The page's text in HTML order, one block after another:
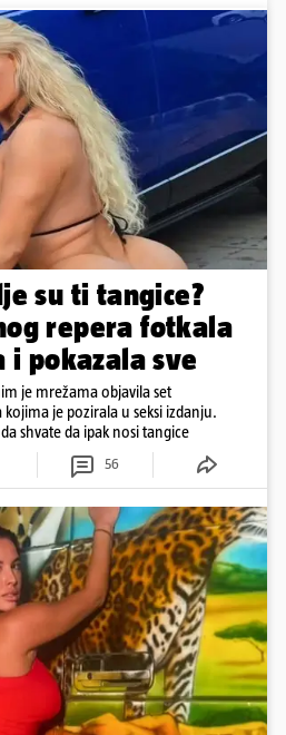
su ti tangice?
repera fotkala
i pokazala sve
je mrežama objavila set
je pozirala u seksi izdanju.
shvate da ipak nosi tangice
56